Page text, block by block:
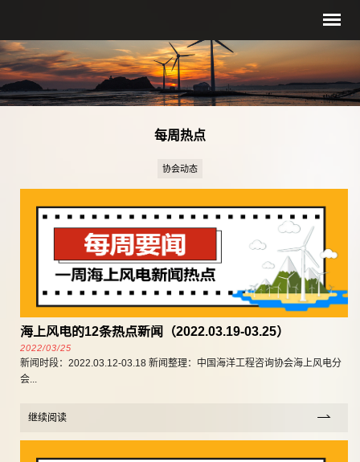
每周热点
协会动态
海上风电的12条热点新闻（2022.03.19-03.25）
2022/03/25
新闻时段：2022.03.12-03.18 新闻整理：中国海洋工程咨询协会海上风电分
会...
继续阅读